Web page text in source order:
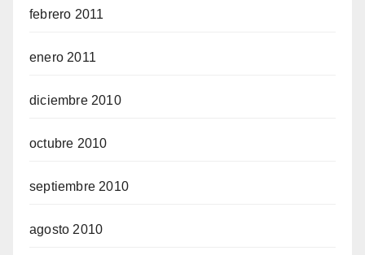
febrero 2011
enero 2011
diciembre 2010
octubre 2010
septiembre 2010
agosto 2010